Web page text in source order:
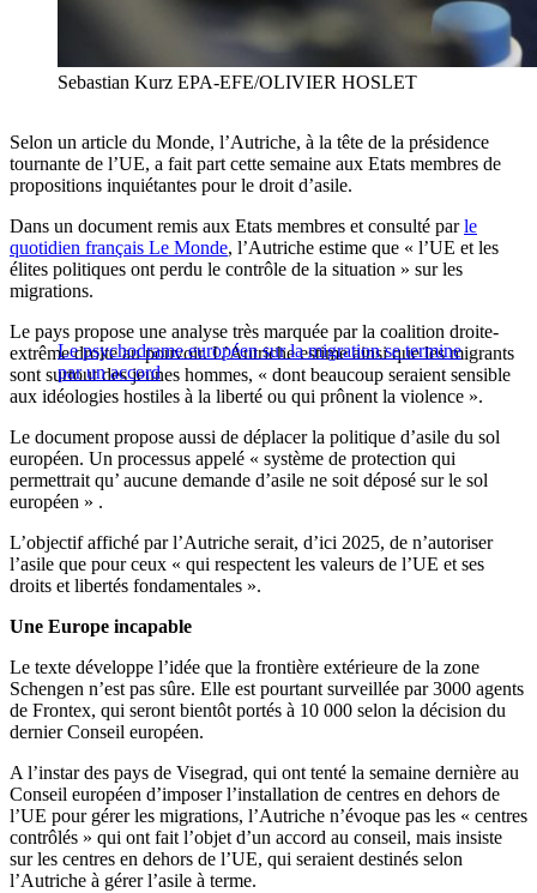
Sebastian Kurz EPA-EFE/OLIVIER HOSLET
Selon un article du Monde, l’Autriche, à la tête de la présidence
tournante de l’UE, a fait part cette semaine aux Etats membres de
propositions inquiétantes pour le droit d’asile.
Dans un document remis aux Etats membres et consulté parle
quotidien français Le Monde, l’Autriche estime que « l’UE et les
élites politiques ont perdu le contrôle de la situation » sur les
migrations.
Le psychodrame européen sur la migration se termine
par un accord
Le pays propose une analyse très marquée par la coalition droite-
extrême droite au pouvoir. L’Autriche estime ainsi que les migrants
sont surtout des jeunes hommes, « dont beaucoup seraient sensible
aux idéologies hostiles à la liberté ou qui prônent la violence ».
Le document propose aussi de déplacer la politique d’asile du sol
européen. Un processus appelé « système de protection qui
permettrait qu’ aucune demande d’asile ne soit déposé sur le sol
européen » .
L’objectif affiché par l’Autriche serait, d’ici 2025, de n’autoriser
l’asile que pour ceux « qui respectent les valeurs de l’UE et ses
droits et libertés fondamentales ».
Une Europe incapable
Le texte développe l’idée que la frontière extérieure de la zone
Schengen n’est pas sûre. Elle est pourtant surveillée par 3000 agents
de Frontex, qui seront bientôt portés à 10 000 selon la décision du
dernier Conseil européen.
A l’instar des pays de Visegrad, qui ont tenté la semaine dernière au
Conseil européen d’imposer l’installation de centres en dehors de
l’UE pour gérer les migrations, l’Autriche n’évoque pas les « centres
contrôlés » qui ont fait l’objet d’un accord au conseil, mais insiste
sur les centres en dehors de l’UE, qui seraient destinés selon
l’Autriche à gérer l’asile à terme.